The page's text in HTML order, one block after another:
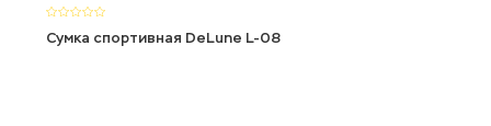
Сумка спортивная DeLune L-08